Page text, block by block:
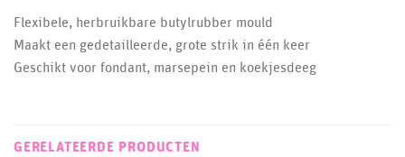
Flexibele, herbruikbare butylrubber mould
Maakt een gedetailleerde, grote strik in één keer
Geschikt voor fondant, marsepein en koekjesdeeg
GERELATEERDE PRODUCTEN